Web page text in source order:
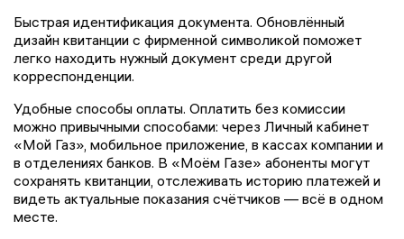
Быстрая идентификация документа. Обновлённый
дизайн квитанции с фирменной символикой поможет
легко находить нужный документ среди другой
корреспонденции.
Удобные способы оплаты. Оплатить без комиссии
можно привычными способами: через Личный кабинет
«Мой Газ», мобильное приложение, в кассах компании и
в отделениях банков. В «Моём Газе» абоненты могут
сохранять квитанции, отслеживать историю платежей и
видеть актуальные показания счётчиков — всё в одном
месте.